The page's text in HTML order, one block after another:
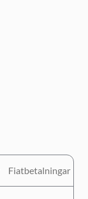
Fiatbetalningar